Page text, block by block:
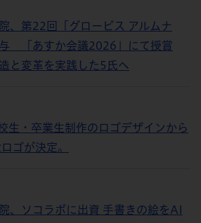
、第22回「グロービス アルムナ
「あすか会議2026」にて授賞
と変革を実践した5氏へ
生・卒業生制作のロゴデザインから
ゴが決定。
、ソコラボに出資 手書きの絵をAI